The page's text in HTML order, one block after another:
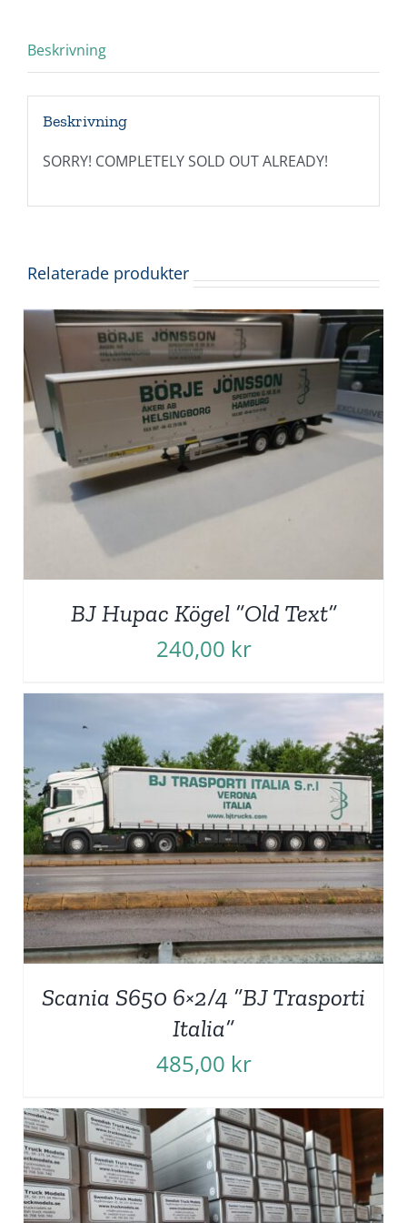
Beskrivning
Beskrivning
SORRY! COMPLETELY SOLD OUT ALREADY!
Relaterade produkter
BJ Hupac Kögel ”Old Text”
240,00 kr
Scania S650 6×2/4 ”BJ Trasporti
Italia”
485,00 kr